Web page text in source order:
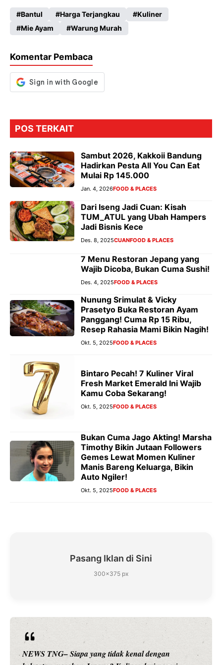
b
o
k
ts
A
p
gr
a
se
n
er
Bantul Harga Terjangkau
Kuliner
Mie Ayam
Warung Murah
Komentar Pembaca
POS TERKAIT
Sambut 2026, Kakkoii Bandung
Hadirkan Pesta All You Can Eat
Mulai Rp 145.000
Jan. 4, 2026FOOD & PLACES
Dari Iseng Jadi Cuan: Kisah
TUM_ATUL yang Ubah Hampers
Jadi Bisnis Kece
Des. 8, 2025CUANFOOD & PLACES
7 Menu Restoran Jepang yang
Wajib Dicoba, Bukan Cuma Sushi!
Des. 4, 2025FOOD & PLACES
Nunung Srimulat & Vicky
Prasetyo Buka Restoran Ayam
Panggang! Cuma Rp 15 Ribu,
Resep Rahasia Mami Bikin Nagih!
Okt. 5, 2025FOOD & PLACES
Bintaro Pecah! 7 Kuliner Viral
Fresh Market Emerald Ini Wajib
Kamu Coba Sekarang!
Okt. 5, 2025FOOD & PLACES
Bukan Cuma Jago Akting! Marsha
Timothy Bikin Jutaan Followers
Gemes Lewat Momen Kuliner
Manis Bareng Keluarga, Bikin
Auto Ngiler!
Okt. 5, 2025FOOD & PLACES
Pasang Iklan di Sini
300×375 px
NEWS TNG– Siapa sangka, dua nama besar di dunia